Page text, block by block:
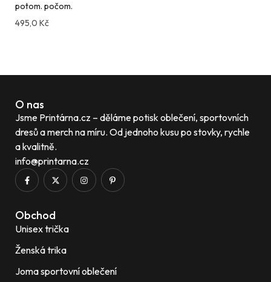
potom. počom.
495,0 Kč
O nas
Jsme Printárna.cz – děláme potisk oblečení, sportovních
dresů a merch na míru. Od jednoho kusu po stovky, rychle
a kvalitně.
info@printarna.cz
Obchod
Unisex trička
Ženská trika
Joma sportovní oblečení